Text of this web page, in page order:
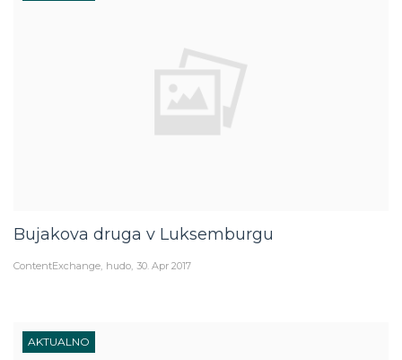
Bujakova druga v Luksemburgu
ContentExchange hudo 30. Apr 2017
AKTUALNO